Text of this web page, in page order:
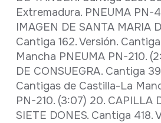
Extremadura. PNEUMA PN-
IMAGEN DE SANTA MARIA
Cantiga 162. Versión.
Mancha PNEUMA PN-210.
DE CONSUEGRA. Cantiga
Cantigas de Castilla-La
PN-210. (3:07) 20. CAPILLA
SIETE DONES. Cantiga 418.